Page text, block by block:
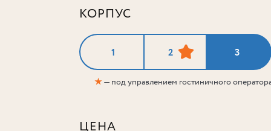
КОРПУС
1 2 3
★— под управлением гостиничного
ЦЕНА